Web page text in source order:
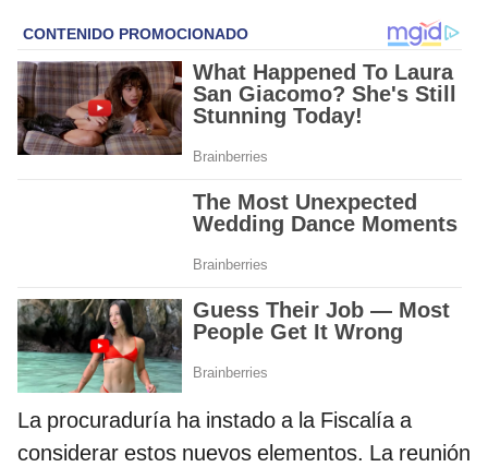
La procuraduría ha instado a la Fiscalía a
considerar estos nuevos elementos. La reunión